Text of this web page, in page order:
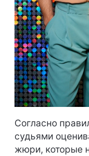
Согласно
судьями
жюри, которые